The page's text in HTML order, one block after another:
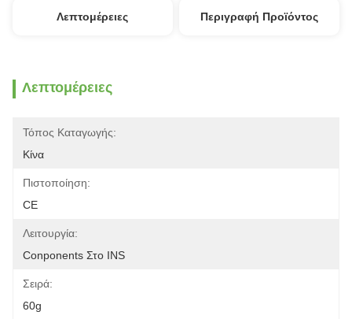
Λεπτομέρειες Περιγραφή Προϊόντος
Λεπτομέρειες
Τόπος Καταγωγής:
Κίνα
Πιστοποίηση:
CE
Λειτουργία:
Conponents Στο INS
Σειρά:
60g